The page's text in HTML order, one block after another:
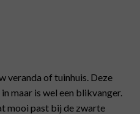
veranda of tuinhuis. Deze
maar is wel een blikvanger.
mooi past bij de zwarte